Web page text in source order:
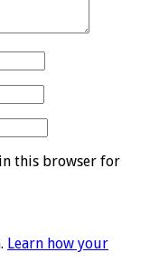
this browser for
Learn how your